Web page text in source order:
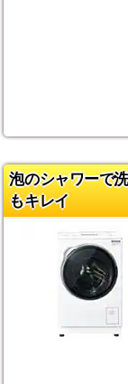
泡のシャワーで
もキレイ